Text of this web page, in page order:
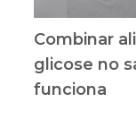
Combinar
glicose no
funciona